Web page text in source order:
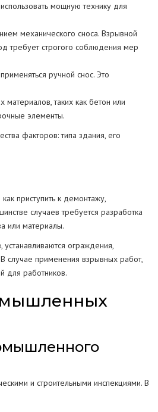
мощную технику для
механического сноса. Взрывной
требует строгого соблюдения мер
ручной снос. Это
таких как бетон или
элементы.
факторов: типа здания, его
приступить к демонтажу,
случаев требуется разработка
или материалы.
ограждения,
случае применения взрывных работ,
для работников.
и строительными инспекциями. В